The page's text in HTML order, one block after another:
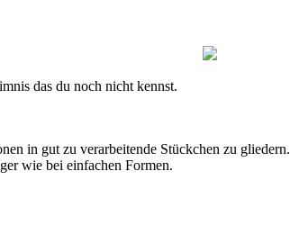
das du noch nicht kennst.
in gut zu verarbeitende Stückchen zu gliedern.
wie bei einfachen Formen.